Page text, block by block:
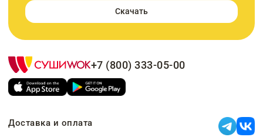
Скачать
+7 (800) 333-05-00
Доставка и оплата